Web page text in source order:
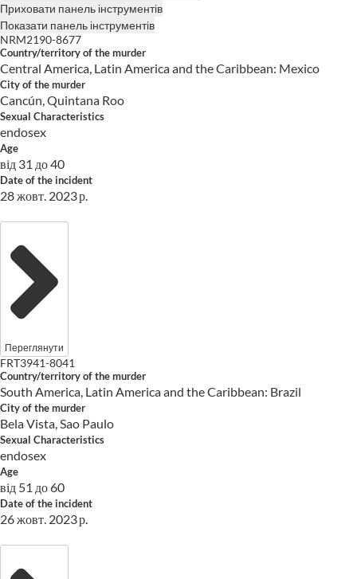
Приховати панель інструментів
Показати панель інструментів
NRM2190-8677
Country/territory of the murder
Central America, Latin America and the Caribbean: Mexico
City of the murder
Cancún, Quintana Roo
Sexual Characteristics
endosex
Age
від 31 до 40
Date of the incident
28 жовт. 2023 р.
Переглянути
FRT3941-8041
Country/territory of the murder
South America, Latin America and the Caribbean: Brazil
City of the murder
Bela Vista, Sao Paulo
Sexual Characteristics
endosex
Age
від 51 до 60
Date of the incident
26 жовт. 2023 р.